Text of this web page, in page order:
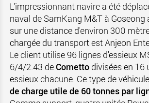
L'impressionnant navire a été
naval de SamKang M&T à
sur une distance d'environ 300
chargée du transport est Anjeon
Le client utilise 96 lignes d'essieux
6/4/2.43 de Cometto divisées en 16
essieux chacune. Ce type de
de charge utile de 60 tonnes par